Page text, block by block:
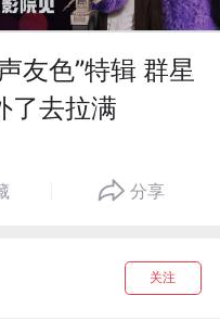
友色”特辑 群星
了去拉满
分享
关注